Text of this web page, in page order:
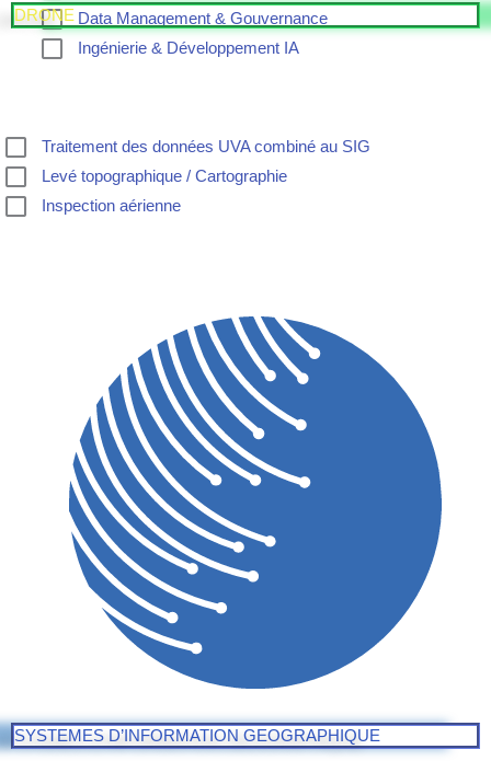
Data Management & Gouvernance
Ingénierie & Développement IA
DRONE
Traitement des données UVA combiné au SIG
Levé topographique / Cartographie
Inspection aérienne
SYSTEMES D’INFORMATION GEOGRAPHIQUE